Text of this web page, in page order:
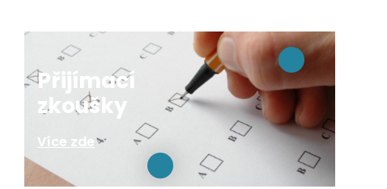
Přijímací
zkoušky
Více zde